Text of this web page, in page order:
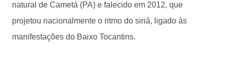
natural de Cametá (PA) e falecido em 2012, que
projetou nacionalmente o ritmo do siriá, ligado às
manifestações do Baixo Tocantins.